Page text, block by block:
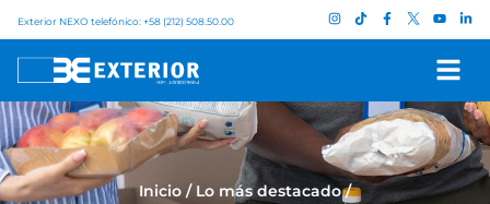
Exterior NEXO telefónico: +58 (212) 508.50.00
Inicio / Lo más destacado/